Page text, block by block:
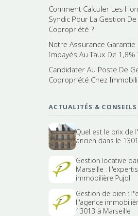
Comment Calculer Les
Syndic Pour La Gestion
Copropriété ?
Notre Assurance Garantie
Impayés Au Taux De 1,8%
Candidater Au Poste De
Copropriété Chez
ACTUALITÉS & CONSEILS
Quel est le prix de
ancien dans le
Gestion locative
Marseille :
immobilière Pujol
Gestion de bien :
l''agence
13013 à Marseille